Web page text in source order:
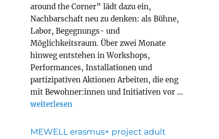
around the Corner” lädt dazu ein,
Nachbarschaft neu zu denken: als Bühne,
Labor, Begegnungs- und
Möglichkeitsraum. Über zwei Monate
hinweg entstehen in Workshops,
Performances, Installationen und
partizipativen Aktionen Arbeiten, die eng
mit Bewohner:innen und Initiativen vor …
„Magic Carpets Year 8 in Innsbruck“
weiterlesen
MEWELL erasmus+ project adult